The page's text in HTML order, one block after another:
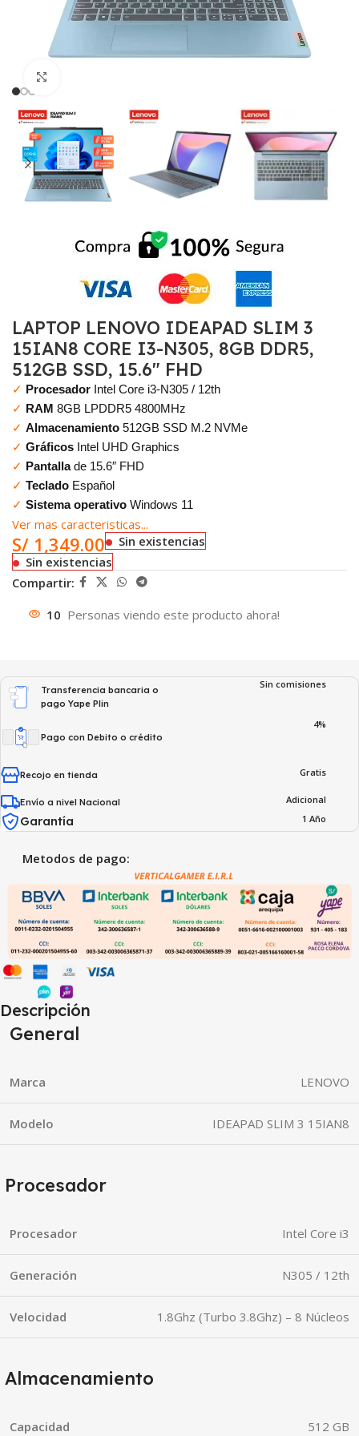
LAPTOP LENOVO IDEAPAD SLIM 3
15IAN8 CORE I3-N305, 8GB DDR5,
512GB SSD, 15.6″ FHD
✓ Procesador Intel Core i3-N305 / 12th
✓ RAM 8GB LPDDR5 4800MHz
✓ Almacenamiento 512GB SSD M.2 NVMe
✓ Gráficos Intel UHD Graphics
✓ Pantallade 15.6″ FHD
✓ Teclado Español
✓ Sistema operativo Windows 11
Ver mas caracteristicas...
S/ 1,349.00
Sin existencias
Sin existencias
Compartir:
10 Personas viendo este producto ahora!
Transferencia bancaria o
pago Yape Plin
Sin comisiones
Pago con Debito o crédito
4%
Recojo en tienda Gratis
Envío a nivel Nacional Adicional
Garantía 1 Año
Metodos de pago:
Descripción
General
Marca LENOVO
Modelo IDEAPAD SLIM 3 15IAN8
Procesador
Procesador Intel Core i3
Generación N305 / 12th
Velocidad 1.8Ghz (Turbo 3.8Ghz) – 8 Núcleos
Almacenamiento
Capacidad 512 GB